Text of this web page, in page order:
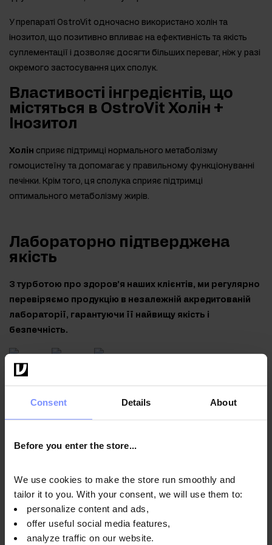
Consent Details About
Before you enter the store...
We use cookies to make the store run smoothly and
tailor it to you. With your consent, we will use them to:
personalize content and ads,
offer useful social media features,
analyze traffic on our website.
У препараті OstroVit одночасно використано холін та
інозитол, що позитивно впливає на ефективність та якість
суплементації і дозволяє досягти більших переваг, ніж у разі
окремого застосування цих сполук.
Властивості інгредієнтів, що
містяться в OstroVit Холін +
Інозитол
Холін сприяє підтримці нормального метаболізму
гомоцистеїну та допомагає у правильному функціонуванні
печінки. Крім того, ця сполука сприяє підтримці
оптимального метаболізму жирів.
Лабораторно підтверджена
якість
З турботою про здоров'я наших клієнтів, ми регулярно
перевіряємо продукцію в незалежній акредитованій
лабораторії, гарантуючи її найвищу якість і
безпечність.
OstroVit Холін + Інозитол 300 мг - Мікробіологічні
дослідження 08.04.2026
OstroVit Холін + Інозитол 300 мг - Дослідження на вміст
Спосіб використання